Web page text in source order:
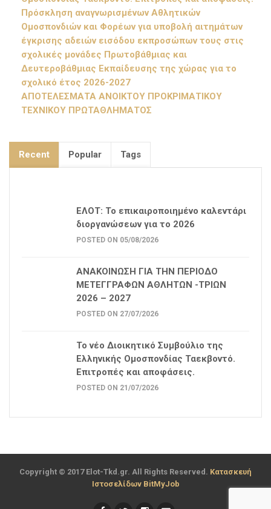
Πρόσκληση αναγνωρισμένων Αθλητικών
Ομοσπονδιών και Φορέων για υποβολή αιτημάτων
έγκρισης αδειών εισόδου εκπροσώπων τους στις
σχολικές μονάδες Πρωτοβάθμιας και
Δευτεροβάθμιας Εκπαίδευσης της χώρας για το
σχολικό έτος 2026-2027
ΑΠΟΤΕΛΕΣΜΑΤΑ ΑΝΟΙΚΤΟΥ ΠΡΟΚΡΙΜΑΤΙΚΟΥ
ΤΕΧΝΙΚΟΥ ΠΡΩΤΑΘΛΗΜΑΤΟΣ
Recent Popular Tags
ΕΛΟΤ: Το επικαιροποιημένο καλεντάρι
διοργανώσεων για το 2026
POSTED ON 05/08/2026
ΑΝΑΚΟΙΝΩΣΗ ΓΙΑ ΤΗΝ ΠΕΡΙΟΔΟ
ΜΕΤΕΓΓΡΑΦΩΝ ΑΘΛΗΤΩΝ -ΤΡΙΩΝ
2026 – 2027
POSTED ON 27/07/2026
Το νέο Διοικητικό Συμβούλιο της
Ελληνικής Ομοσπονδίας Ταεκβοντό.
Επιτροπές και αποφάσεις.
POSTED ON 21/07/2026
Copyright © 2017 Elot-Tkd.gr. All Rights Reserved. Κατασκευή
Ιστοσελίδων BitMyJob